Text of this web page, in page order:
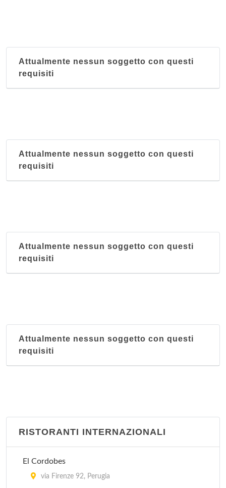
Attualmente nessun soggetto con questi
requisiti
Attualmente nessun soggetto con questi
requisiti
Attualmente nessun soggetto con questi
requisiti
Attualmente nessun soggetto con questi
requisiti
RISTORANTI INTERNAZIONALI
El Cordobes
via Firenze 92, Perugia